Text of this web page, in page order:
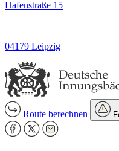
Hafenstraße 15
04179 Leipzig
Route berechnen